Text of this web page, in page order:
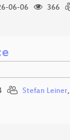
06-06 366
Stefan Leiner,